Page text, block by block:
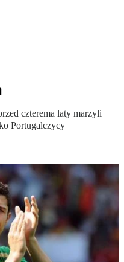
czterema laty marzyli
Portugalczycy